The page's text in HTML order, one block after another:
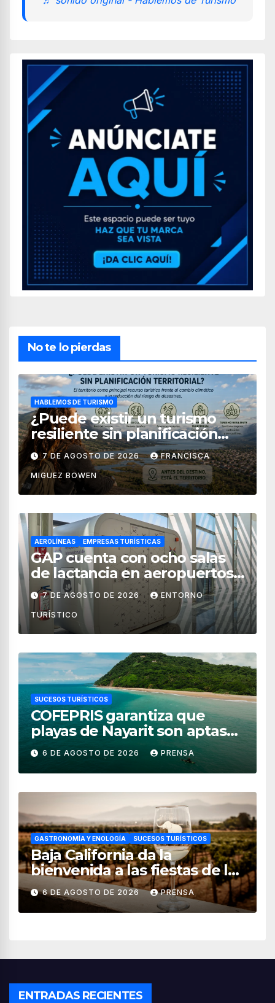
No te lo pierdas
HABLEMOS DE TURISMO
¿Puede existir un turismo
resiliente sin planificación
territorial?
7 DE AGOSTO DE 2026 FRANCISCA
MIGUEZ BOWEN
AEROLÍNEAS EMPRESAS TURÍSTICAS
GAP cuenta con ocho salas
de lactancia en aeropuertos
de México
7 DE AGOSTO DE 2026 ENTORNO
TURÍSTICO
SUCESOS TURÍSTICOS
COFEPRIS garantiza que
playas de Nayarit son aptas
para uso recreativo
6 DE AGOSTO DE 2026 PRENSA
GASTRONOMÍA Y ENOLOGÍA SUCESOS TURÍSTICOS
Baja California da la
bienvenida a las fiestas de la
vendimia 2026
6 DE AGOSTO DE 2026 PRENSA
ENTRADAS RECIENTES